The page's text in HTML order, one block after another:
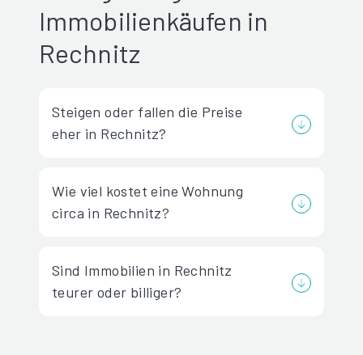
Immobilienkäufen in
Rechnitz
Steigen oder fallen die Preise
eher in Rechnitz?
Wie viel kostet eine Wohnung
circa in Rechnitz?
Sind Immobilien in Rechnitz
teurer oder billiger?